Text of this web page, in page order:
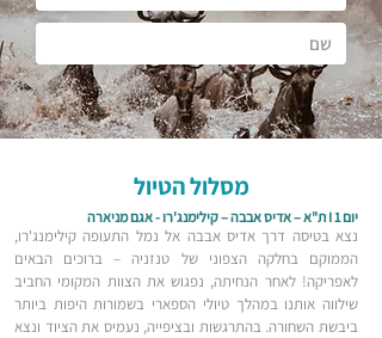
מסלול הטיול
יום 1 I ת"א – אדיס אבבה – קילימנג'רו - אגם מניארה
נצא בטיסה דרך אדיס אבבה אל נמל התעופה קילימנג'רו,
הממוקם בחלקה הצפוני של טנזניה – ברוכים הבאים
לאפריקה! לאחר הנחיתה, נפגוש את הצוות המקומי החביב
שילווה אותנו במהלך טיולי הספארי בשמורות היפות ביותר
ביבשת השחורה. בהתרגשות ובציפייה, נעמיס את הציוד ונצא